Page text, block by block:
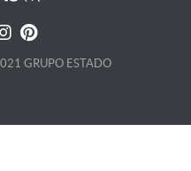
GRUPO ESTADO